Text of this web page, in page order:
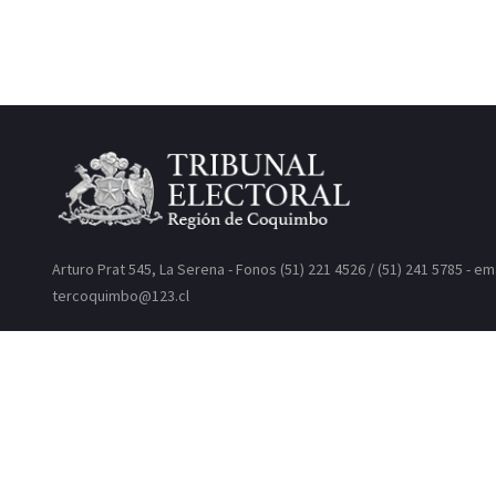
Arturo Prat 545, La Serena - Fonos (51) 221 4526 / (51) 241 5785 -
tercoquimbo@123.cl